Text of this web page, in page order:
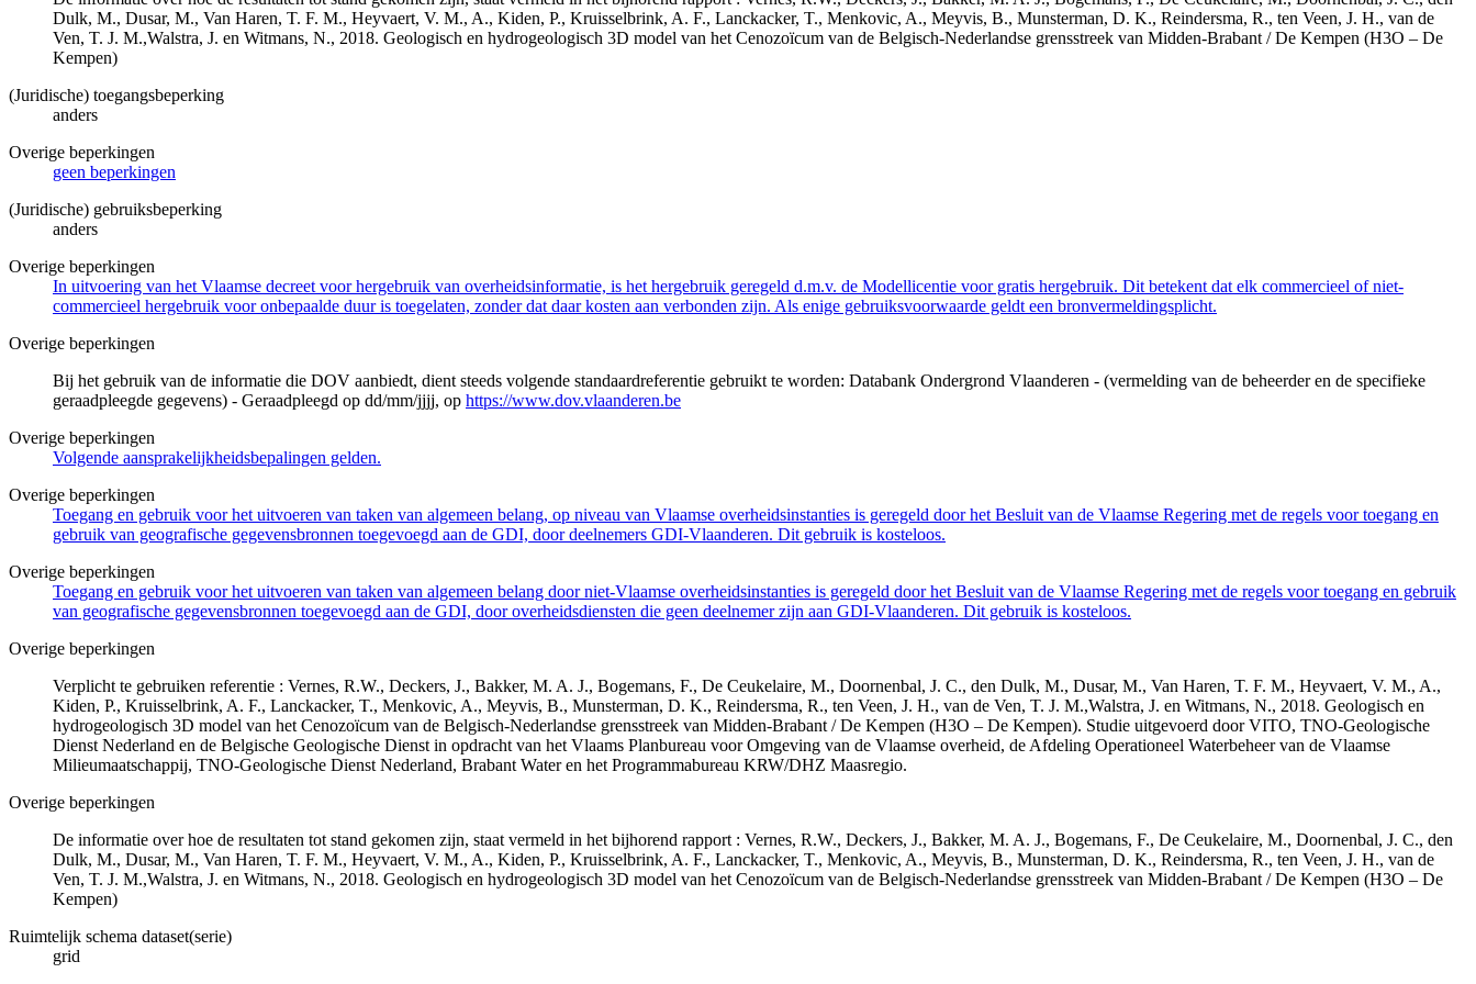
Dulk, M., Dusar, M., Van Haren, T. F. M., Heyvaert, V. M., A., Kiden, P., Kruisselbrink, A. F., Lanckacker, T., Menkovic, A., Meyvis, B., Munsterman, D. K., Reindersma, R., ten Veen, J. H., van de
Ven, T. J. M.,Walstra, J. en Witmans, N., 2018. Geologisch en hydrogeologisch 3D model van het Cenozoïcum van de Belgisch-Nederlandse grensstreek van Midden-Brabant / De Kempen (H3O – De
Kempen)
(Juridische) toegangsbeperking
anders
Overige beperkingen
geen beperkingen
(Juridische) gebruiksbeperking
anders
Overige beperkingen
In uitvoering van het Vlaamse decreet voor hergebruik van overheidsinformatie, is het hergebruik geregeld d.m.v. de Modellicentie voor gratis hergebruik. Dit betekent dat elk commercieel of niet-
commercieel hergebruik voor onbepaalde duur is toegelaten, zonder dat daar kosten aan verbonden zijn. Als enige gebruiksvoorwaarde geldt een bronvermeldingsplicht.
Overige beperkingen
Bij het gebruik van de informatie die DOV aanbiedt, dient steeds volgende standaardreferentie gebruikt te worden: Databank Ondergrond Vlaanderen - (vermelding van de beheerder en de specifieke
geraadpleegde gegevens) - Geraadpleegd op dd/mm/jjjj, op https://www.dov.vlaanderen.be
Overige beperkingen
Volgende aansprakelijkheidsbepalingen gelden.
Overige beperkingen
Toegang en gebruik voor het uitvoeren van taken van algemeen belang, op niveau van Vlaamse overheidsinstanties is geregeld door het Besluit van de Vlaamse Regering met de regels voor toegang en
gebruik van geografische gegevensbronnen toegevoegd aan de GDI, door deelnemers GDI-Vlaanderen. Dit gebruik is kosteloos.
Overige beperkingen
Toegang en gebruik voor het uitvoeren van taken van algemeen belang door niet-Vlaamse overheidsinstanties is geregeld door het Besluit van de Vlaamse Regering met de regels voor toegang en gebruik
van geografische gegevensbronnen toegevoegd aan de GDI, door overheidsdiensten die geen deelnemer zijn aan GDI-Vlaanderen. Dit gebruik is kosteloos.
Overige beperkingen
Verplicht te gebruiken referentie : Vernes, R.W., Deckers, J., Bakker, M. A. J., Bogemans, F., De Ceukelaire, M., Doornenbal, J. C., den Dulk, M., Dusar, M., Van Haren, T. F. M., Heyvaert, V. M., A.,
Kiden, P., Kruisselbrink, A. F., Lanckacker, T., Menkovic, A., Meyvis, B., Munsterman, D. K., Reindersma, R., ten Veen, J. H., van de Ven, T. J. M.,Walstra, J. en Witmans, N., 2018. Geologisch en
hydrogeologisch 3D model van het Cenozoïcum van de Belgisch-Nederlandse grensstreek van Midden-Brabant / De Kempen (H3O – De Kempen). Studie uitgevoerd door VITO, TNO-Geologische
Dienst Nederland en de Belgische Geologische Dienst in opdracht van het Vlaams Planbureau voor Omgeving van de Vlaamse overheid, de Afdeling Operationeel Waterbeheer van de Vlaamse
Milieumaatschappij, TNO-Geologische Dienst Nederland, Brabant Water en het Programmabureau KRW/DHZ Maasregio.
Overige beperkingen
De informatie over hoe de resultaten tot stand gekomen zijn, staat vermeld in het bijhorend rapport : Vernes, R.W., Deckers, J., Bakker, M. A. J., Bogemans, F., De Ceukelaire, M., Doornenbal, J. C., den
Dulk, M., Dusar, M., Van Haren, T. F. M., Heyvaert, V. M., A., Kiden, P., Kruisselbrink, A. F., Lanckacker, T., Menkovic, A., Meyvis, B., Munsterman, D. K., Reindersma, R., ten Veen, J. H., van de
Ven, T. J. M.,Walstra, J. en Witmans, N., 2018. Geologisch en hydrogeologisch 3D model van het Cenozoïcum van de Belgisch-Nederlandse grensstreek van Midden-Brabant / De Kempen (H3O – De
Kempen)
Ruimtelijk schema dataset(serie)
grid